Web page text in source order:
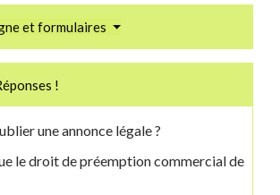
et formulaires
!
une annonce légale ?
le droit de préemption commercial de